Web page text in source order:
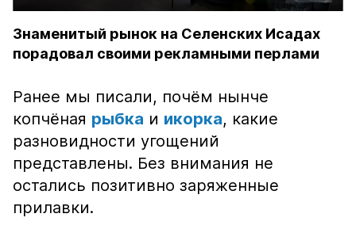
Знаменитый рынок на Селенских Исадах
порадовал своими рекламными перлами
Ранее мы писали, почём нынче
копчёная рыбка и икорка, какие
разновидности угощений
представлены. Без внимания не
остались позитивно заряженные
прилавки.